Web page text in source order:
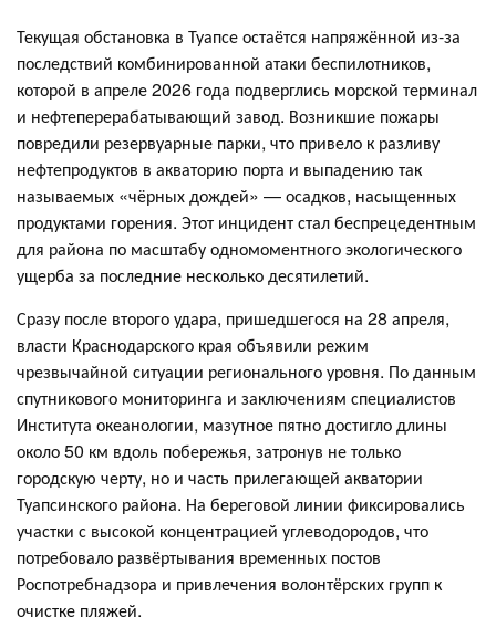
Текущая обстановка в Туапсе остаётся напряжённой из-за
последствий комбинированной атаки беспилотников,
которой в апреле 2026 года подверглись морской терминал
и нефтеперерабатывающий завод. Возникшие пожары
повредили резервуарные парки, что привело к разливу
нефтепродуктов в акваторию порта и выпадению так
называемых «чёрных дождей» — осадков, насыщенных
продуктами горения. Этот инцидент стал беспрецедентным
для района по масштабу одномоментного экологического
ущерба за последние несколько десятилетий.
Сразу после второго удара, пришедшегося на 28 апреля,
власти Краснодарского края объявили режим
чрезвычайной ситуации регионального уровня. По данным
спутникового мониторинга и заключениям специалистов
Института океанологии, мазутное пятно достигло длины
около 50 км вдоль побережья, затронув не только
городскую черту, но и часть прилегающей акватории
Туапсинского района. На береговой линии фиксировались
участки с высокой концентрацией углеводородов, что
потребовало развёртывания временных постов
Роспотребнадзора и привлечения волонтёрских групп к
очистке пляжей.